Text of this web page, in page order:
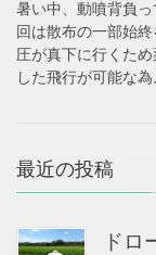
暑い中、動噴背負
回は散布の一部始
圧が真下に行くた
した飛行が可能な
最近の投稿
ドロ